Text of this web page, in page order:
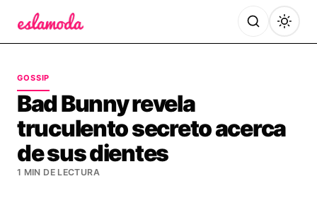
GOSSIP
Bad Bunny revela
truculento secreto acerca
de sus dientes
1 MIN DE LECTURA